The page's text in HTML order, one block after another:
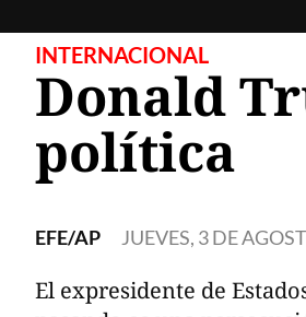
INTERNACIONAL
Donald
política
EFE/AP JUEVES, 3 DE
El expresidente de